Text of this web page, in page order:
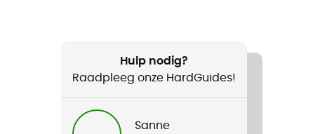
Hulp nodig?
Raadpleeg onze HardGuides!
Sanne